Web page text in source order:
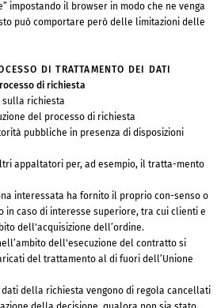
impostando il browser in modo che ne venga
può comportare però delle limitazioni delle
DI TRATTAMENTO DEI DATI
di richiesta
sulla richiesta
del processo di richiesta
pubbliche in presenza di disposizioni
appaltatori per, ad esempio, il tratta-mento
interessata ha fornito il proprio con-senso o
in caso di interesse superiore, tra cui clienti e
dell'acquisizione dell’ordine.
dell'esecuzione del contratto si
del trattamento al di fuori dell’Unione
dati della richiesta vengono di regola cancellati